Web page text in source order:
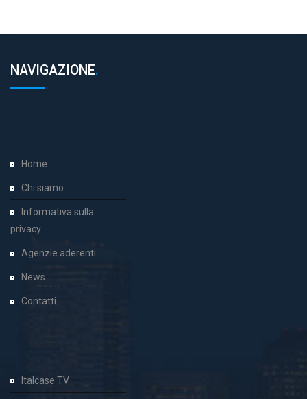
NAVIGAZIONE.
Home
Chi siamo
Informativa sulla
privacy
Agenzie aderenti
News
Contatti
Italcase TV